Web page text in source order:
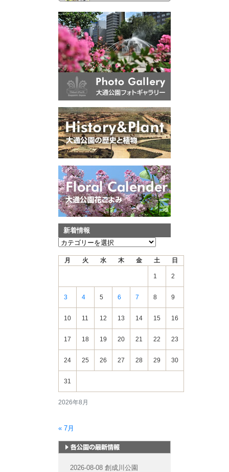
新着情報
新
2026年8月
月 火 水 木 金 土 日
1 2
3 4 5 6 7 8 9
10 11 12 13 14 15 16
17 18 19 20 21 22 23
24 25 26 27 28 29 30
31
« 7月
2026-08-08 創成川公園